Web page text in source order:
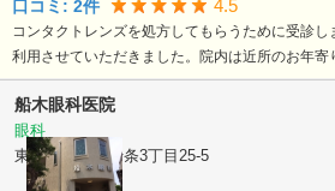
口コミ: 2件 4.5
コンタクトレンズを処方してもらうために受診
利用させていただきました。院内は近所のお年寄
船木眼科医院
眼科
東京都北区 上十条3丁目25-5